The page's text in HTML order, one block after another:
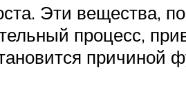
Эти вещества,
процесс,
причиной